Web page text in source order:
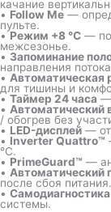
качание
• Follow Me —
пульте.
•Режим +8 °C —
межсезонье.
• Запоминание
направления
• Автоматическая
для тишины и
• Таймер 24 часа —
• Автоматический
/ обогрев без
• LED-дисплей —
• Inverter Quattro™
°C.
• PrimeGuard™ —
• Автоматический
после сбоя питания.
• Самодиагностика
системы.